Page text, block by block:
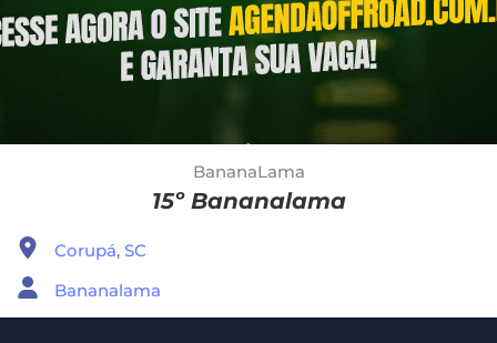
BananaLama
15º Bananalama
Corupá, SC
Bananalama